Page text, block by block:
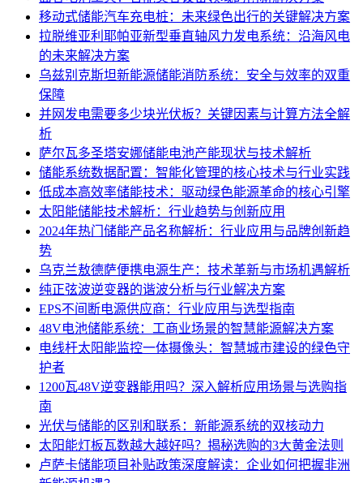
移动式储能汽车充电桩：未来绿色出行的关键解决方案
拉脱维亚利耶帕亚新型垂直轴风力发电系统：沿海风电
的未来解决方案
乌兹别克斯坦新能源储能消防系统：安全与效率的双重
保障
并网发电需要多少块光伏板？关键因素与计算方法全解
析
萨尔瓦多圣塔安娜储能电池产能现状与技术解析
储能系统数据配置：智能化管理的核心技术与行业实践
低成本高效率储能技术：驱动绿色能源革命的核心引擎
太阳能储能技术解析：行业趋势与创新应用
2024年热门储能产品名称解析：行业应用与品牌创新趋
势
乌克兰敖德萨便携电源生产：技术革新与市场机遇解析
纯正弦波逆变器的谐波分析与行业解决方案
EPS不间断电源供应商：行业应用与选型指南
48V电池储能系统：工商业场景的智慧能源解决方案
电线杆太阳能监控一体摄像头：智慧城市建设的绿色守
护者
1200瓦48V逆变器能用吗？深入解析应用场景与选购指
南
光伏与储能的区别和联系：新能源系统的双核动力
太阳能灯板瓦数越大越好吗？揭秘选购的3大黄金法则
卢萨卡储能项目补贴政策深度解读：企业如何把握非洲